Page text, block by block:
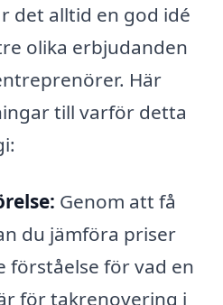
det alltid en god idé
olika erbjudanden
Här
till varför detta
Genom att få
du jämföra priser
förståelse för vad en
för takrenovering i